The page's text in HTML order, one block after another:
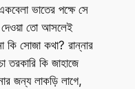
ভাতের পক্ষে সে
দেওয়া তো আসলেই
সোজা কথা? রান্নার
তরকারি কি জাহাজে
জন্য লাকড়ি লাগে,